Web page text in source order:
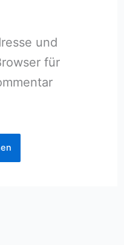
und
für